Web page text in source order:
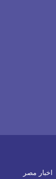
اخبار مصر